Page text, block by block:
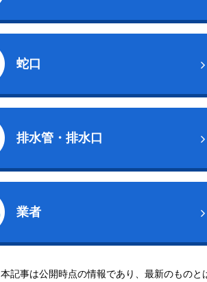
蛇口
排水管・排水口
業者
記事は公開時点の情報であり、最新のものと